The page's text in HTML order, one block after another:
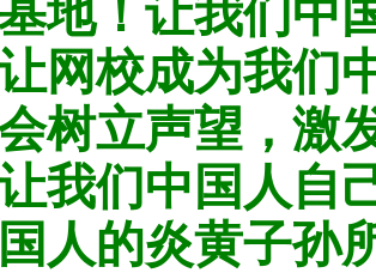
地！让我们中
网校成为我们
树立声望，激
我们中国人自
人的炎黄子孙